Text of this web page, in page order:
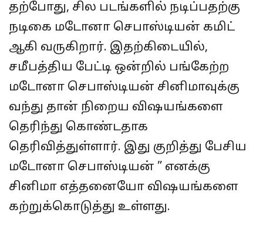
தற்போது, சில படங்களில் நடிப்பதற்கு
நடிகை மடோனா செபாஸ்டியன் கமிட்
ஆகி வருகிறார். இதற்கிடையில்,
சமீபத்திய பேட்டி ஒன்றில் பங்கேற்ற
மடோனா செபாஸ்டியன் சினிமாவுக்கு
வந்து தான் நிறைய விஷயங்களை
தெரிந்து கொண்டதாக
தெரிவித்துள்ளார். இது குறித்து பேசிய
மடோனா செபாஸ்டியன் ” எனக்கு
சினிமா எத்தனையோ விஷயங்களை
கற்றுக்கொடுத்து உள்ளது.